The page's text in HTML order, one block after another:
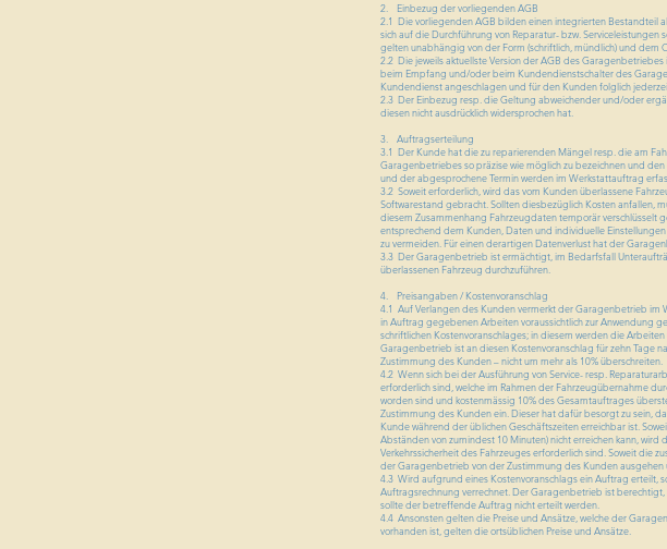
2. Einbezug der vorliegenden AGB
2.1 Die vorliegenden AGB bilden einen integrierten Bestandteil
sich auf die Durchführung von Reparatur- bzw.
gelten unabhängig von der Form (schriftlich, mündlich) und dem
2.2 Die jeweils aktuellste Version der AGB des
beim Empfang und/oder beim Kundendienstschalter des
Kundendienst angeschlagen und für den Kunden folglich
2.3 Der Einbezug resp. die Geltung abweichender und/oder
diesen nicht ausdrücklich widersprochen hat.
3. Auftragserteilung
3.1 Der Kunde hat die zu reparierenden Mängel resp. die am
Garagenbetriebes so präzise wie möglich zu bezeichnen und
und der abgesprochene Termin werden im Werkstattauftrag
3.2 Soweit erforderlich, wird das vom Kunden überlassene
Softwarestand gebracht. Sollten diesbezüglich Kosten anfallen,
diesem Zusammenhang Fahrzeugdaten temporär
entsprechend dem Kunden, Daten und individuelle
zu vermeiden. Für einen derartigen Datenverlust hat der
3.3 Der Garagenbetrieb ist ermächtigt, im Bedarfsfall
überlassenen Fahrzeug durchzuführen.
4. Preisangaben / Kostenvoranschlag
4.1 Auf Verlangen des Kunden vermerkt der Garagenbetrieb im
in Auftrag gegebenen Arbeiten voraussichtlich zur Anwendung
schriftlichen Kostenvoranschlages; in diesem werden die
Garagenbetrieb ist an diesen Kostenvoranschlag für zehn
Zustimmung des Kunden – nicht um mehr als 10% überschreiten.
4.2 Wenn sich bei der Ausführung von Service- resp.
erforderlich sind, welche im Rahmen der Fahrzeugübernahme
worden sind und kostenmässig 10% des Gesamtauftrages
Zustimmung des Kunden ein. Dieser hat dafür besorgt zu sein,
Kunde während der üblichen Geschäftszeiten erreichbar ist.
Abständen von zumindest 10 Minuten) nicht erreichen kann,
Verkehrssicherheit des Fahrzeuges erforderlich sind. Soweit die
der Garagenbetrieb von der Zustimmung des Kunden
4.3 Wird aufgrund eines Kostenvoranschlags ein Auftrag erteilt,
Auftragsrechnung verrechnet. Der Garagenbetrieb ist
sollte der betreffende Auftrag nicht erteilt werden.
4.4 Ansonsten gelten die Preise und Ansätze, welche der
vorhanden ist, gelten die ortsüblichen Preise und Ansätze.